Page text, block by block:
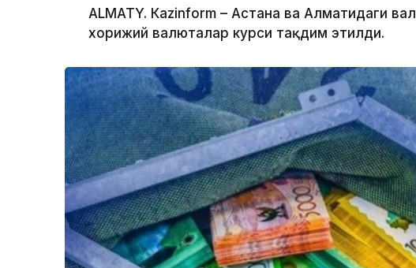
ALMATY. Кazinform – Астана ва Алматидаги
хорижий валюталар курси тақдим этилди.